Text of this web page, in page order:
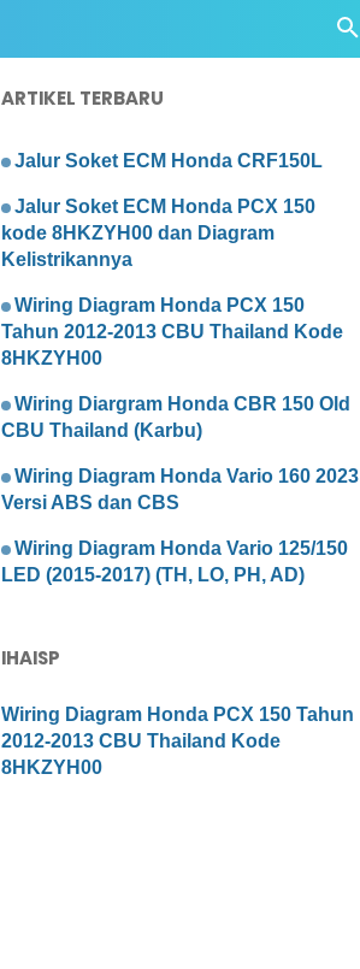
ARTIKEL TERBARU
Jalur Soket ECM Honda CRF150L
Jalur Soket ECM Honda PCX 150
kode 8HKZYH00 dan Diagram
Kelistrikannya
Wiring Diagram Honda PCX 150
Tahun 2012-2013 CBU Thailand Kode
8HKZYH00
Wiring Diargram Honda CBR 150 Old
CBU Thailand (Karbu)
Wiring Diagram Honda Vario 160 2023
Versi ABS dan CBS
Wiring Diagram Honda Vario 125/150
LED (2015-2017) (TH, LO, PH, AD)
IHAISP
Wiring Diagram Honda PCX 150 Tahun
2012-2013 CBU Thailand Kode
8HKZYH00